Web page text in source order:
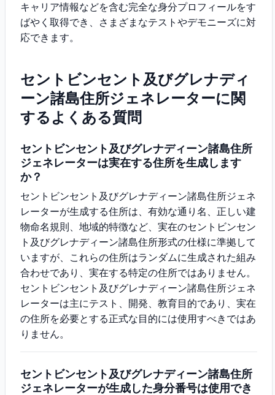
キャリア情報などを含む完全な身分プロフィールをす
ばやく取得でき、さまざまなテストやデモニーズに対
応できます。
セントビンセント及びグレナディ
ーン諸島住所ジェネレーターに関
するよくある質問
セントビンセント及びグレナディーン諸島住所
ジェネレーターは実在する住所を生成します
か？
セントビンセント及びグレナディーン諸島住所ジェネ
レーターが生成する住所は、有効な通り名、正しい建
物命名規則、地域的特徴など、実在のセントビンセン
ト及びグレナディーン諸島住所形式の仕様に準拠して
いますが、これらの住所はランダムに生成された組み
合わせであり、実在する特定の住所ではありません。
セントビンセント及びグレナディーン諸島住所ジェネ
レーターは主にテスト、開発、教育目的であり、実在
の住所を必要とする正式な目的には使用すべきではあ
りません。
セントビンセント及びグレナディーン諸島住所
ジェネレーターが生成した身分番号は使用でき